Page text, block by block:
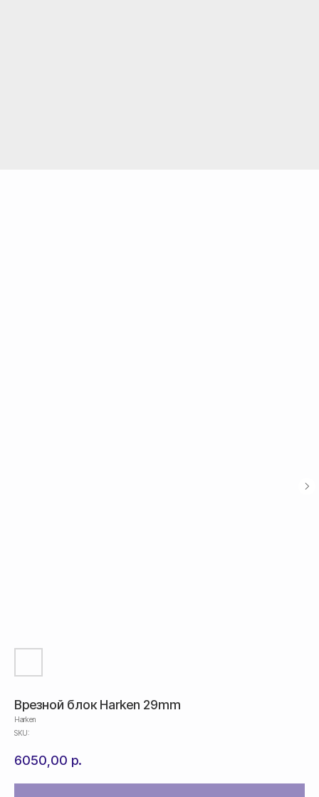
Врезной блок Harken 29mm
Harken
SKU:
6050,00 р.